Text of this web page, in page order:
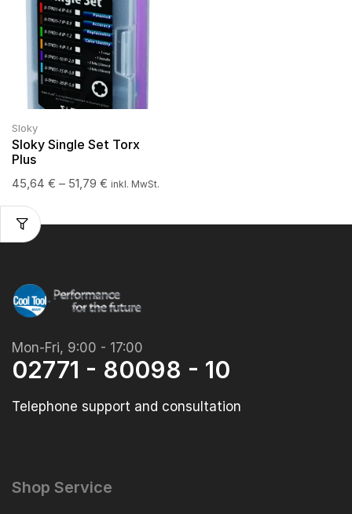
Sloky
Sloky Single Set Torx
Plus
45,64 € – 51,79 € inkl. MwSt.
Mon-Fri, 9:00 - 17:00
02771 - 80098 - 10
Telephone support and consultation
Shop Service